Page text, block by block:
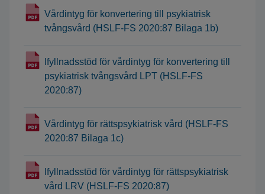
Vårdintyg för konvertering till psykiatrisk
tvångsvård (HSLF-FS 2020:87 Bilaga 1b)
Ifyllnadsstöd för vårdintyg för konvertering till
psykiatrisk tvångsvård LPT (HSLF-FS
2020:87)
Vårdintyg för rättspsykiatrisk vård (HSLF-FS
2020:87 Bilaga 1c)
Ifyllnadsstöd för vårdintyg för rättspsykiatrisk
vård LRV (HSLF-FS 2020:87)